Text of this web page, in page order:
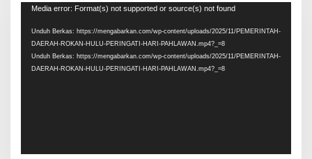
Pemutar
Media error: Format(s) not supported or source(s) not found
Unduh Berkas: https://mengabarkan.com/wp-content/uploads/2025/11/PEMERINTAH-
DAERAH-ROKAN-HULU-PERINGATI-HARI-PAHLAWAN.mp4?_=8
Unduh Berkas: https://mengabarkan.com/wp-content/uploads/2025/11/PEMERINTAH-
DAERAH-ROKAN-HULU-PERINGATI-HARI-PAHLAWAN.mp4?_=8